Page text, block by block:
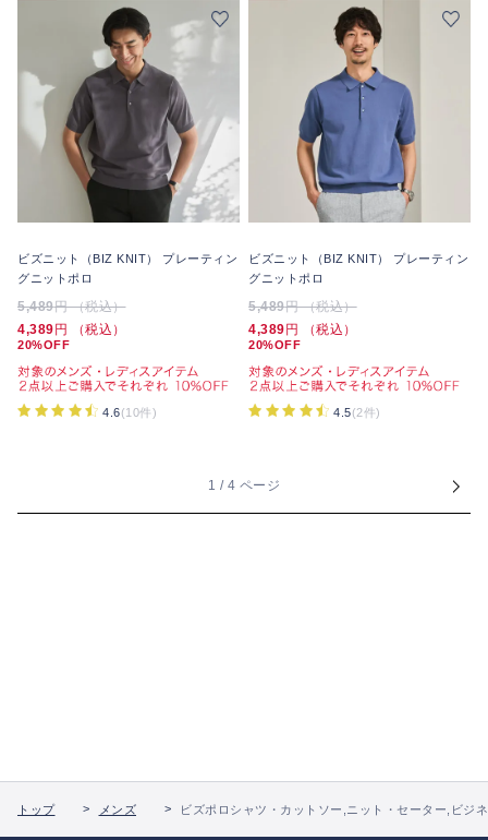
ビズニット（BIZ KNIT） プレーティン
グニットポロ
5,489円 （税込）
4,389円 （税込）
20%OFF
4.6(10件)
ビズニット（BIZ KNIT） プレーティン
グニットポロ
5,489円 （税込）
4,389円 （税込）
20%OFF
4.5(2件)
1 / 4 ページ
トップ メンズ ビズポロシャツ・カットソー,ニット・セーター,ビジ